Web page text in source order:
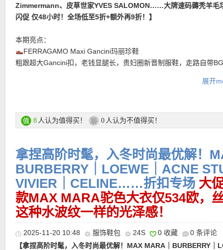
【Bottega Veneta 云朵零钱包 全场6折优惠仅240欧！】送礼好物
掌中捧了一朵小云朵。柔软细腻的纳帕皮一上手就很有高级感，小
井有条，随手拿出也很体面，是那种越用越离不开的精致小物。
购买直达链接在此
Discover (only for USD currency), Paypal 和 支付宝。
【GIVENCHY 短款海军外套 折上折仅1209欧！】利落而克制的廓
无需多余修饰，轻松撑起多种场合。以棉与羊毛混纺面料打造，挺
柔软质感，轮廓干净比例精准。Boxy廓形结合短款剪裁，在视觉上
比例；加长翻领设计为整体注入冷感气质，举手投足间尽显从容。
翻盖口袋细节低调却极具质感，彰显高级工艺水准。
购买直达链接在此
Zimmermann、皮草世家YVES SALOMON……大牌速码薅秃羊毛
闪促 仅48小时！全场低至5折+额外再9折！】
本期亮点：
FERRAGAMO Maxi Gancini玛丽珍鞋
粗跟超大Gancini扣，老钱显腿长，贵妇圈新晋制服鞋，走路自带
🖤ACNE STUDIOS Bowlina骰子包
折上折活动区直达链接在此
• 活动区限时全场额外9折优惠码： EXTRA10最低消费200欧，有
月5日！
• 满200欧全球免邮，不满200欧到德国邮费8欧。
• 30天内可退换。
• 支付方式： American Express, MasterCard, Visa, JCB,
Discover (only for USD currency), Paypal 和 支付宝。
展开
8 人认为值得买！ 0 人认为不值得买！
拿捏高阶时髦，入冬时尚最优解！
BURBERRY｜LOEWE｜ACNE
VIVIER｜CELINE……折扣专场 大
款MAX MARA驼色大衣仅534欧，
这种水波纹一样的光泽感！
2025-11-20 10:48 服饰鞋包 24S 0 收藏
0 条评论
【拿捏高阶时髦，入冬时尚最优解！MAX MARA｜BURBERRY｜